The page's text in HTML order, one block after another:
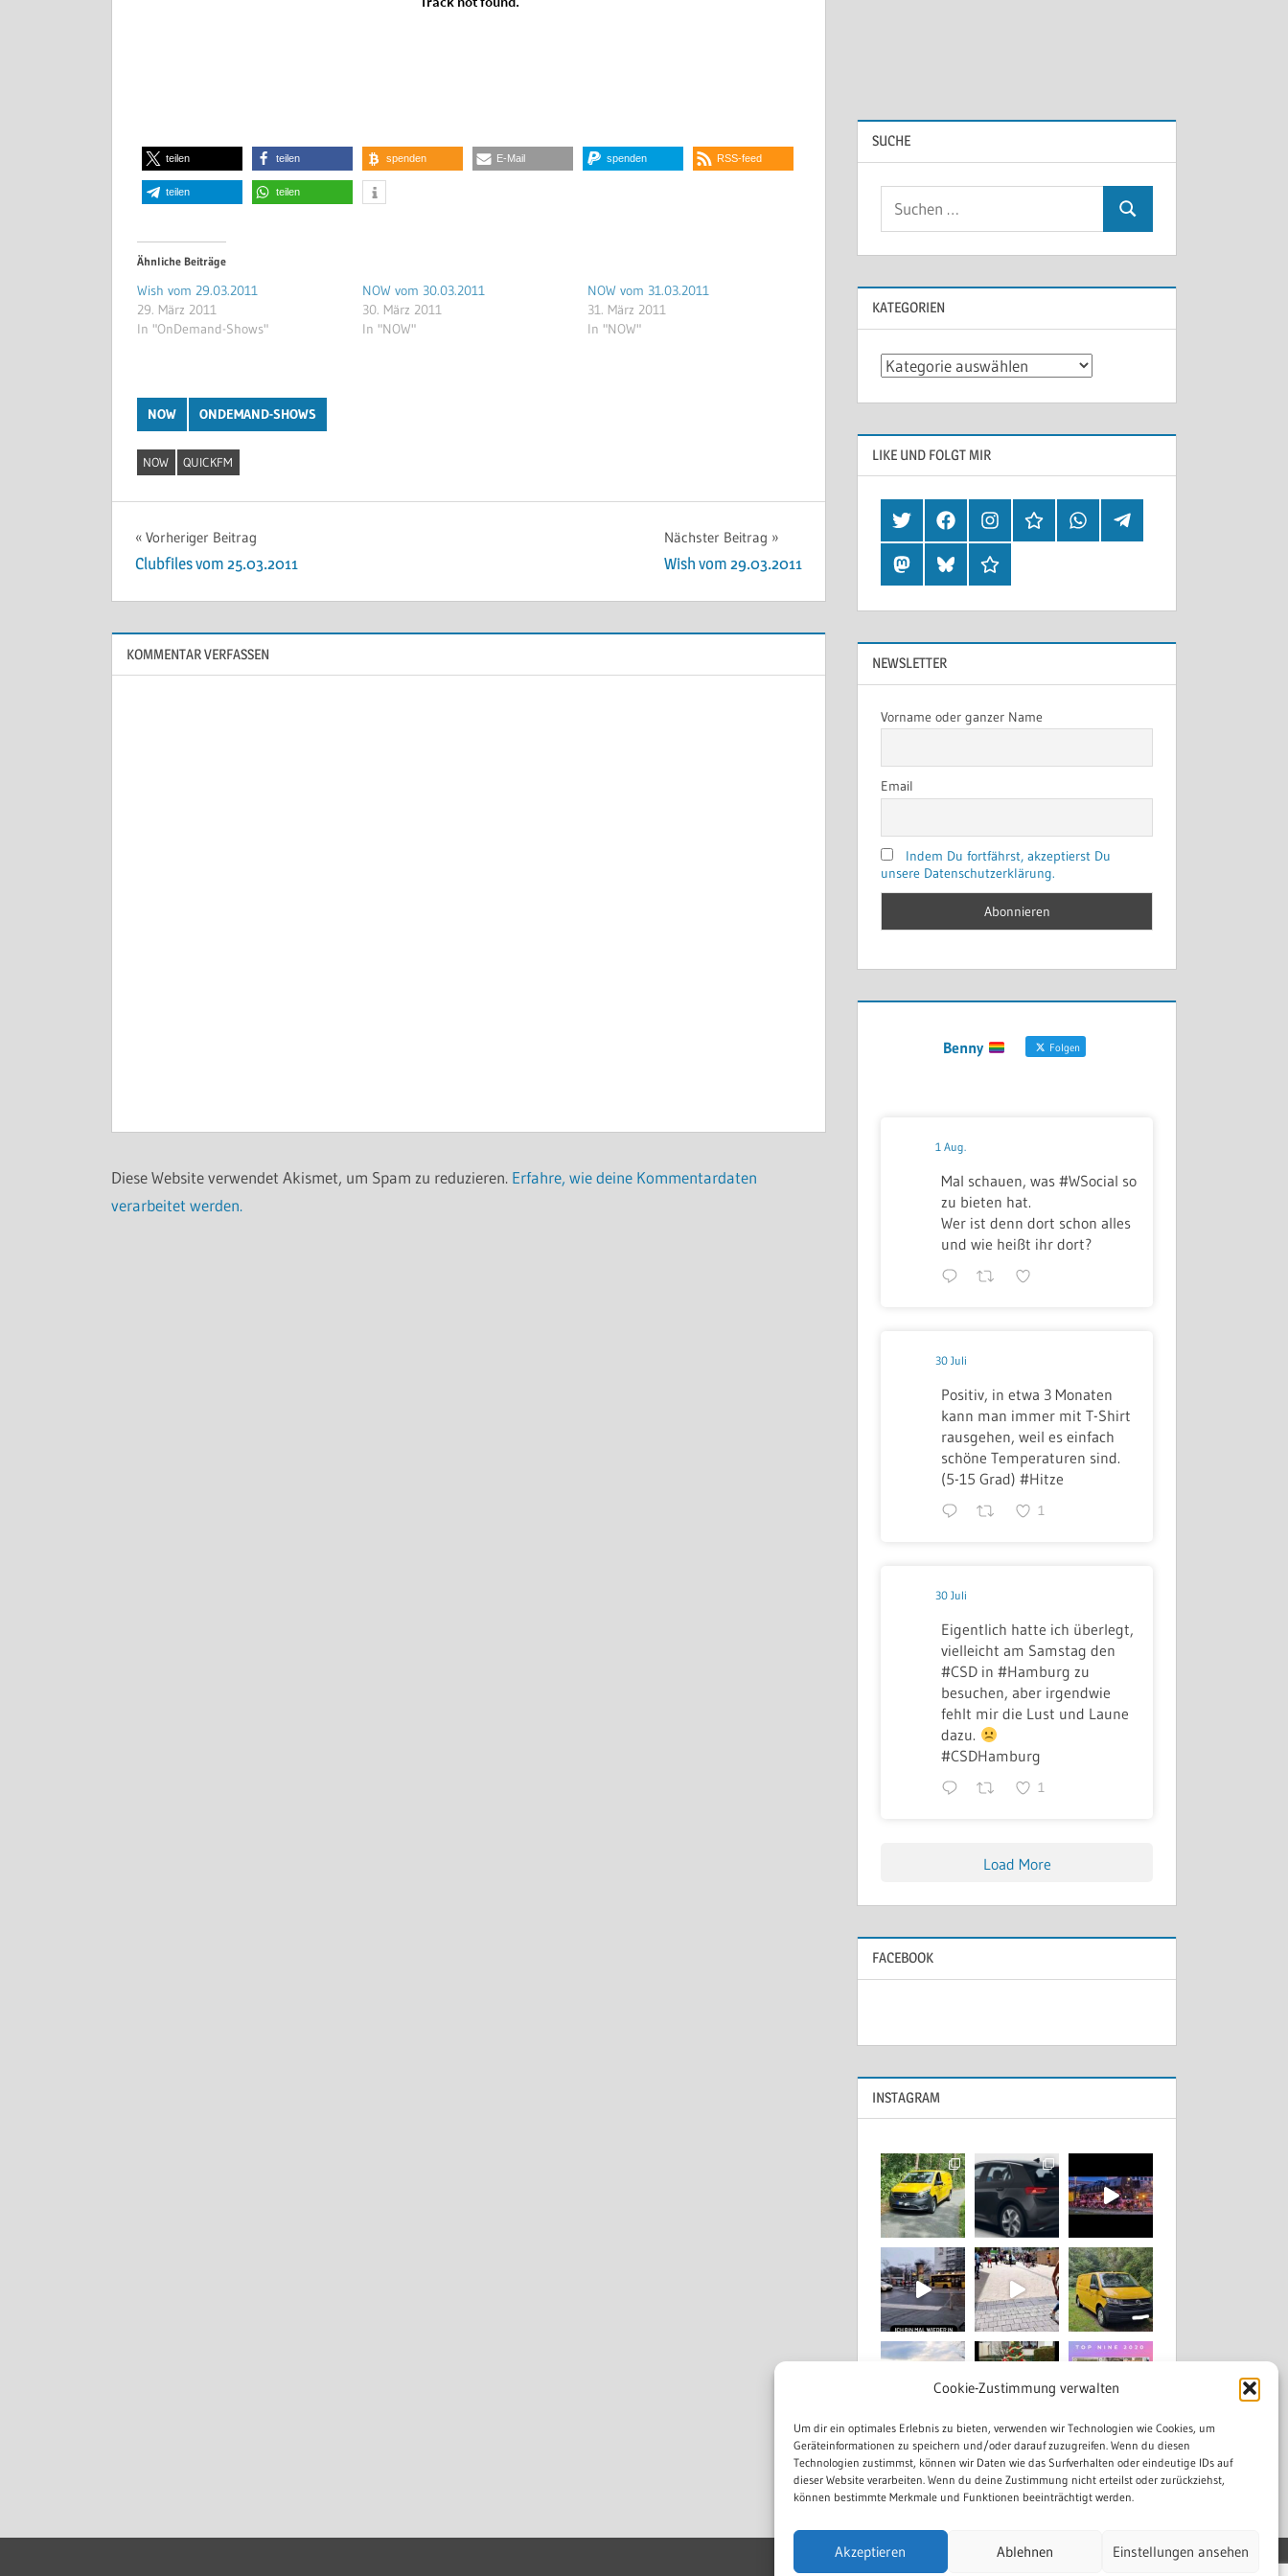
Cookie-Zustimmung verwalten
Um dir ein optimales Erlebnis zu bieten, verwenden wir Technologien wie Cookies, um
Geräteinformationen zu speichern und/oder darauf zuzugreifen. Wenn du diesen
Technologien zustimmst, können wir Daten wie das Surfverhalten oder eindeutige IDs auf
dieser Website verarbeiten. Wenn du deine Zustimmung nicht erteilst oder zurückziehst,
können bestimmte Merkmale und Funktionen beeinträchtigt werden.
Akzeptieren Ablehnen Einstellungen ansehen
teilen teilen spenden E-Mail spenden RSS-feed
teilen teilen
Ähnliche Beiträge
Wish vom 29.03.2011
29. März 2011
In "OnDemand-Shows"
NOW vom 30.03.2011
30. März 2011
In "NOW"
NOW vom 31.03.2011
31. März 2011
In "NOW"
NOW ONDEMAND-SHOWS
NOW QUICKFM
Beitragsnavigation
Vorheriger Beitrag
Clubfiles vom 25.03.2011
Nächster Beitrag
Wish vom 29.03.2011
KOMMENTAR VERFASSEN
Diese Website verwendet Akismet, um Spam zu reduzieren. Erfahre, wie deine Kommentardaten
verarbeitet werden.
SUCHE
KATEGORIEN
Kategorien
LIKE UND FOLGT MIR
TwitterFacebookInstagramHearthisWhatsappTelegram
MastodonBlueskyThreads
NEWSLETTER
Vorname oder ganzer Name
Email
Indem Du fortfährst, akzeptierst Du
unsere Datenschutzerklärung.
Benny Folgen
1 Aug.
Mal schauen, was #WSocial so
zu bieten hat.
Wer ist denn dort schon alles
und wie heißt ihr dort?
30 Juli
Positiv, in etwa 3 Monaten
kann man immer mit T-Shirt
rausgehen, weil es einfach
schöne Temperaturen sind.
(5-15 Grad) #Hitze
1
30 Juli
Eigentlich hatte ich überlegt,
vielleicht am Samstag den
#CSD in #Hamburg zu
besuchen, aber irgendwie
fehlt mir die Lust und Laune
dazu.
#CSDHamburg
1
Load More
FACEBOOK
INSTAGRAM
Mehr laden... Auf Instagram folgen